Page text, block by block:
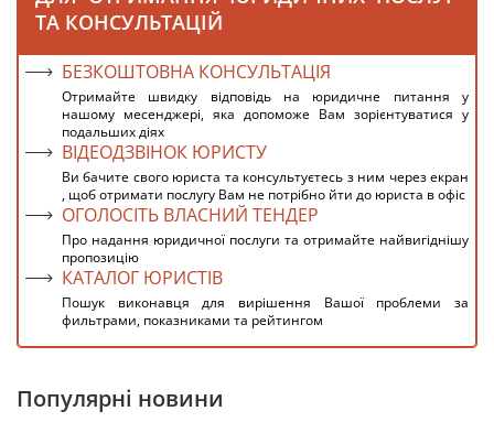
ТА КОНСУЛЬТАЦІЙ
БЕЗКОШТОВНА КОНСУЛЬТАЦІЯ
Отримайте швидку відповідь на юридичне питання у
нашому месенджері, яка допоможе Вам зорієнтуватися у
подальших діях
ВІДЕОДЗВІНОК ЮРИСТУ
Ви бачите свого юриста та консультуєтесь з ним через екран
, щоб отримати послугу Вам не потрібно йти до юриста в офіс
ОГОЛОСІТЬ ВЛАСНИЙ ТЕНДЕР
Про надання юридичної послуги та отримайте найвигіднішу
пропозицію
КАТАЛОГ ЮРИСТІВ
Пошук виконавця для вирішення Вашої проблеми за
фильтрами, показниками та рейтингом
Популярні новини